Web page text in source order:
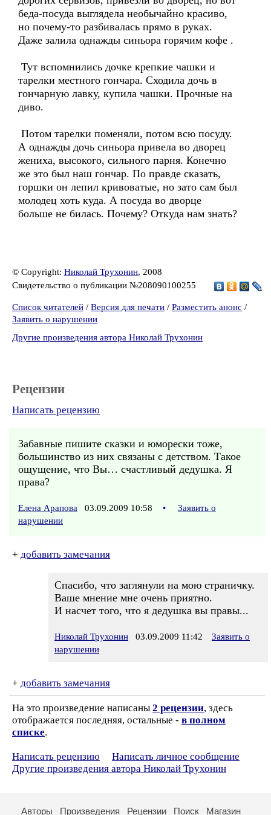
беда-посуда выглядела необычайно красиво,
но почему-то разбивалась прямо в руках.
Даже залила однажды синьора горячим кофе .
Тут вспомнились дочке крепкие чашки и
тарелки местного гончара. Сходила дочь в
гончарную лавку, купила чашки. Прочные на
диво.
Потом тарелки поменяли, потом всю посуду.
А однажды дочь синьора привела во дворец
жениха, высокого, сильного парня. Конечно
же это был наш гончар. По правде сказать,
горшки он лепил кривоватые, но зато сам был
молодец хоть куда. А посуда во дворце
больше не билась. Почему? Откуда нам знать?
© Copyright: Николай Трухонин, 2008
Свидетельство о публикации №208090100255
Список читателей / Версия для печати / Разместить анонс /
Заявить о нарушении
Другие произведения автора Николай Трухонин
Рецензии
Написать рецензию
Забавные пишите сказки и юморески тоже,
большинство из них связаны с детством. Такое
ощущение, что Вы… счастливый дедушка. Я
права?
Елена Арапова 03.09.2009 10:58 •
Заявить о
нарушении
+ добавить замечания
Спасибо, что заглянули на мою страничку.
Ваше мнение мне очень приятно.
И насчет того, что я дедушка вы правы...
Николай Трухонин 03.09.2009 11:42
Заявить о
нарушении
+ добавить замечания
На это произведение написаны 2 рецензии, здесь
отображается последняя, остальные - в полном
списке.
Написать рецензию
Написать личное сообщение
Другие произведения автора Николай Трухонин
Авторы Произведения Рецензии Поиск Магазин